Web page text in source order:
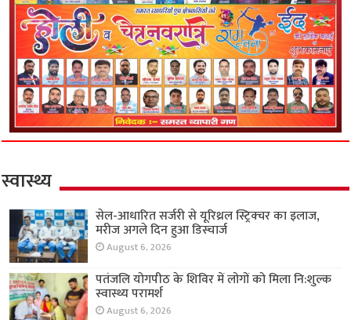
स्वास्थ्य
सेल-आधारित सर्जरी से यूरिथ्रल स्ट्रिक्चर का इलाज,
मरीज अगले दिन हुआ डिस्चार्ज
August 6, 2026
पतंजलि योगपीठ के शिविर में लोगों को मिला नि:शुल्क
स्वास्थ्य परामर्श
August 6, 2026